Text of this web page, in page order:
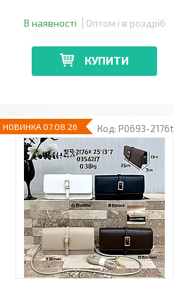
В наявності Оптом і в роздріб
КУПИТИ
P0693-2176t
НОВИНКА 07.08.26